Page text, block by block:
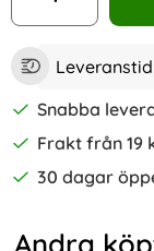
Snabba
Frakt från 19
30 dagar
Andra